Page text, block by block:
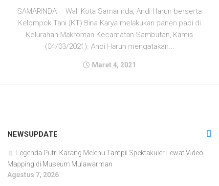
SAMARINDA – Wali Kota Samarinda, Andi Harun berserta
Kelompok Tani (KT) Bina Karya melakukan panen padi di
Kelurahan Makroman Kecamatan Sambutan, Kamis
(04/03/2021). Andi Harun mengatakan...
Maret 4, 2021
NEWSUPDATE
Legenda Putri Karang Melenu Tampil Spektakuler Lewat Video
Mapping di Museum Mulawarman
Agustus 7, 2026